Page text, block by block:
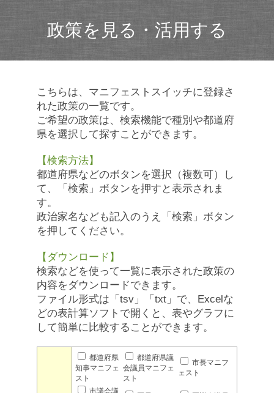
政策を見る・活用する
こちらは、マニフェストスイッチに登録さ
れた政策の一覧です。
ご希望の政策は、検索機能で種別や都道府
県を選択して探すことができます。
【検索方法】
都道府県などのボタンを選択（複数可）し
て、「検索」ボタンを押すと表示されま
す。
政治家名なども記入のうえ「検索」ボタン
を押してください。
【ダウンロード】
検索などを使って一覧に表示された政策の
内容をダウンロードできます。
ファイル形式は「tsv」「txt」で、Excelな
どの表計算ソフトで開くと、表やグラフに
して簡単に比較することができます。
都道府県
知事マニフェ
スト
都道府県議
会議員マニフェ
スト
市長マニフ
ェスト
市議会議